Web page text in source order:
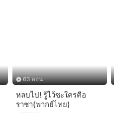
63 ตอน
หลบไป! รู้ไว้ซะใครคือ
ราชา(พากย์ไทย)